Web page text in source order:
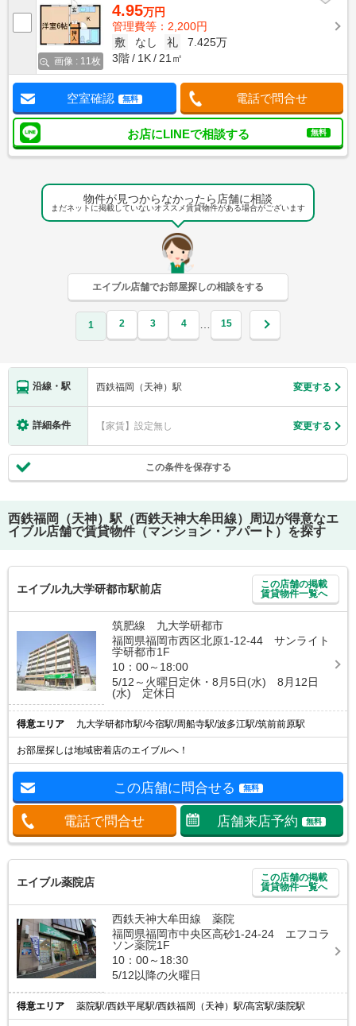
画像 : 11枚
4.95万円
管理費等：2,200円
敷
なし 礼
7.425万
3階
1K 21㎡
空室確認 無料 電話で問合せ
お店にLINEで相談する 無料
物件が見つからなかったら店舗に相談
まだネットに掲載していないオススメ賃貸物件がある場合がございます
エイブル店舗でお部屋探しの相談をする
1 2 3 4 … 15
沿線・駅 西鉄福岡（天神）駅 変更する
詳細条件 【家賃】設定無し 変更する
この条件を保存する
西鉄福岡（天神）駅（西鉄天神大牟田線）
周辺が得意なエ
イブル店舗で賃貸物件（マンション・アパート）を探す
エイブル九大学研都市駅前店
この店舗の掲載
賃貸物件一覧へ
筑肥線 九大学研都市
福岡県福岡市西区北原1-12-44 サンライト
学研都市1F
10：00～18:00
5/12～火曜日定休・8月5日(水) 8月12日
(水) 定休日
得意エリア 九大学研都市駅/今宿駅/周船寺駅/波多江駅/筑前前原駅
お部屋探しは地域密着店のエイブルへ！
この店舗に問合せる 無料
電話で問合せ 店舗来店予約 無料
エイブル薬院店
この店舗の掲載
賃貸物件一覧へ
西鉄天神大牟田線 薬院
福岡県福岡市中央区高砂1-24-24 エフコラ
ソン薬院1F
10：00～18:30
5/12以降の火曜日
得意エリア 薬院駅/西鉄平尾駅/西鉄福岡（天神）駅/高宮駅/薬院駅